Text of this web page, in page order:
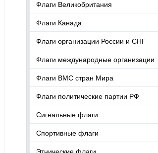
Флаги Великобритания
Флаги Канада
Флаги организации России и СНГ
Флаги международные организации
Флаги ВМС стран Мира
Флаги политические партии РФ
Сигнальные флаги
Спортивные флаги
Этнические флаги